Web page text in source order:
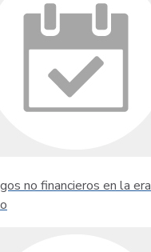
no financieros en la era